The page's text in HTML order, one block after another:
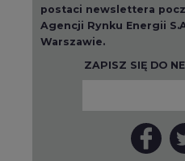
postaci newslettera
Agencji Rynku Energii
Warszawie.
ZAPISZ SIĘ DO